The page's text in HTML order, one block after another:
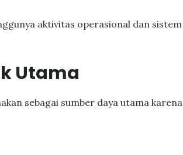
aktivitas operasional dan sistem
Utama
sebagai sumber daya utama karena